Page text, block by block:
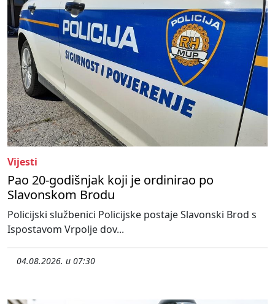
Vijesti
Pao 20-godišnjak koji je ordinirao po
Slavonskom Brodu
Policijski službenici Policijske postaje Slavonski Brod s
Ispostavom Vrpolje dov...
04.08.2026. u 07:30